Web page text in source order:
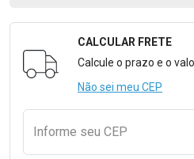
Formulário para
CALCULAR FRETE
Calcule o prazo e o
Não sei meu CEP
Informe seu CEP